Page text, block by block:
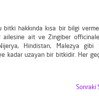
hakkında kısa bir bilgi
ailesine ait ve Zingiber
Hindistan, Malezya gibi
kadar uzayan bir bitkidir. Her
Sonraki